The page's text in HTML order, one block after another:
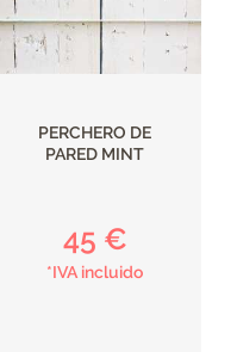
PERCHERO DE
PARED MINT
45 €
*IVA incluido